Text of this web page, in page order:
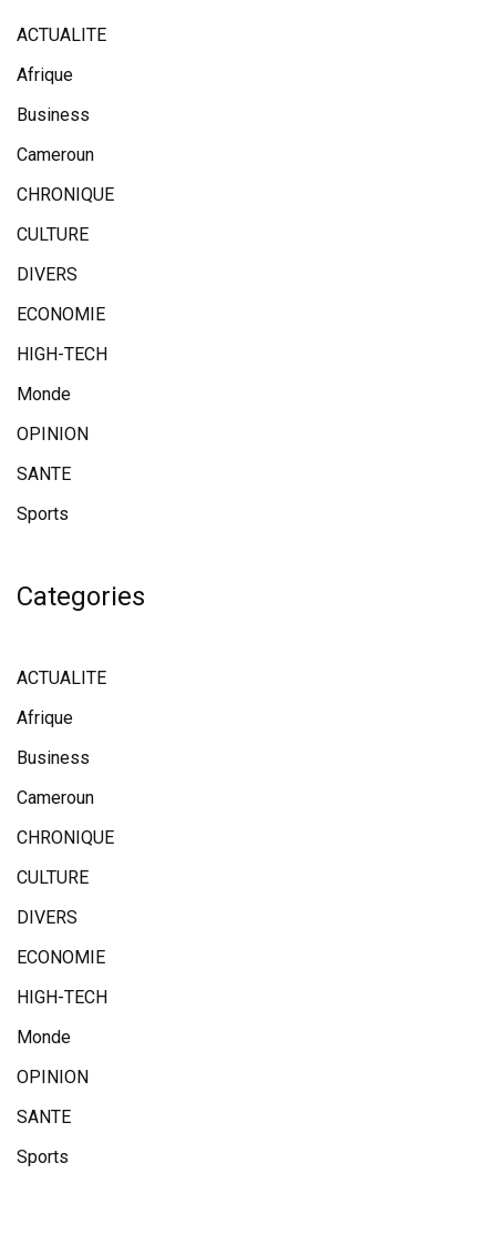
ACTUALITE
Afrique
Business
Cameroun
CHRONIQUE
CULTURE
DIVERS
ECONOMIE
HIGH-TECH
Monde
OPINION
SANTE
Sports
Categories
ACTUALITE
Afrique
Business
Cameroun
CHRONIQUE
CULTURE
DIVERS
ECONOMIE
HIGH-TECH
Monde
OPINION
SANTE
Sports